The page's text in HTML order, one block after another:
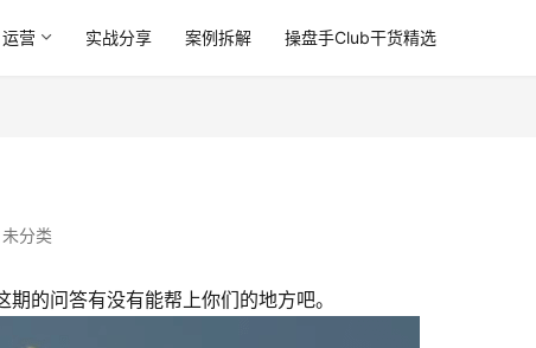
运营 实战分享 案例拆解 操盘手Club干货精选
未分类
的问答有没有能帮上你们的地方吧。